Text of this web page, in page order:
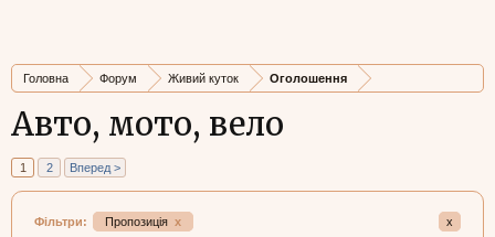
Головна Форум Живий куток Оголошення
Авто, мото, вело
1 2 Вперед >
Фільтри: Пропозиція x x